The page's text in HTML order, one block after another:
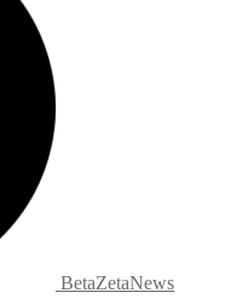
BetaZetaNews